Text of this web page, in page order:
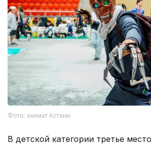
Фото: акимат Астаны
В детской категории третье